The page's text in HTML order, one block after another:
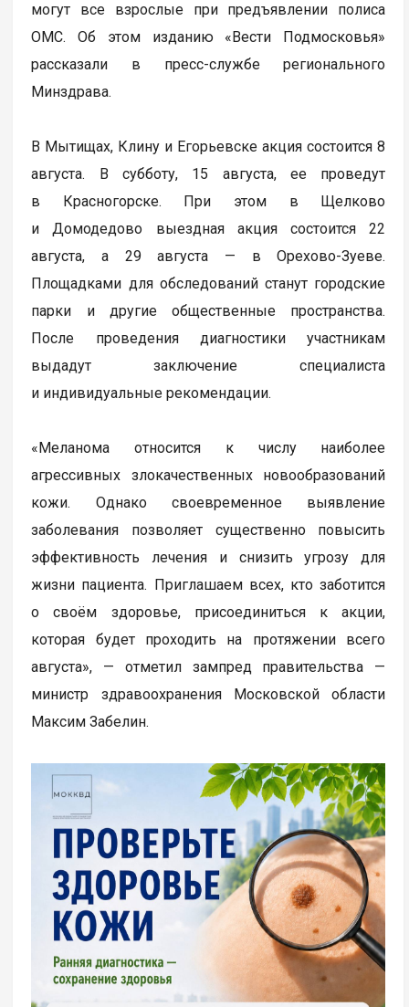
могут все взрослые при предъявлении полиса
ОМС. Об этом изданию «Вести Подмосковья»
рассказали в пресс-службе регионального
Минздрава.
В Мытищах, Клину и Егорьевске акция состоится 8
августа. В субботу, 15 августа, ее проведут
в Красногорске. При этом в Щелково
и Домодедово выездная акция состоится 22
августа, а 29 августа — в Орехово-Зуеве.
Площадками для обследований станут городские
парки и другие общественные пространства.
После проведения диагностики участникам
выдадут заключение специалиста
и индивидуальные рекомендации.
«Меланома относится к числу наиболее
агрессивных злокачественных новообразований
кожи. Однако своевременное выявление
заболевания позволяет существенно повысить
эффективность лечения и снизить угрозу для
жизни пациента. Приглашаем всех, кто заботится
о своём здоровье, присоединиться к акции,
которая будет проходить на протяжении всего
августа», — отметил зампред правительства —
министр здравоохранения Московской области
Максим Забелин.